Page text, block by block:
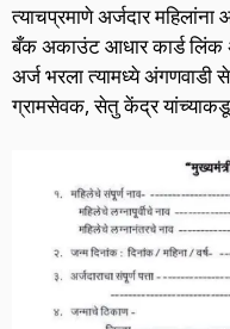
त्याचप्रमाणे अर्जदार महिलांना
बँक अकाउंट आधार कार्ड
अर्ज भरला त्यामध्ये अंगणवाडी
ग्रामसेवक, सेतु केंद्र